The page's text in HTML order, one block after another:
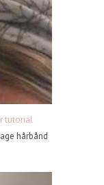
tutorial
hårbånd